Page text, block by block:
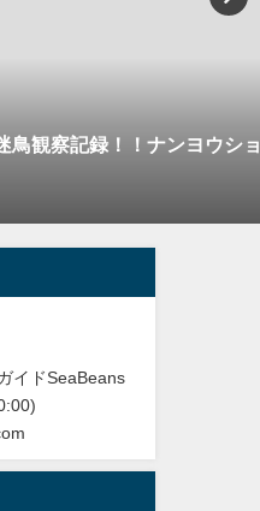
鳥観察記録！！ナンヨウシ
イドSeaBeans